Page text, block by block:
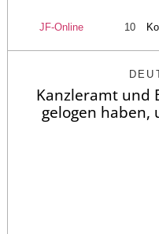
JF-Online 10
Kanzleramt und
gelogen haben,